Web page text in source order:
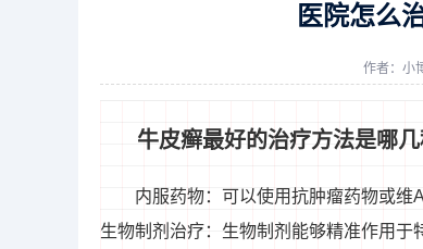
医院怎么
作者： 小
牛皮癣最好的治疗方法是哪
内服药物：可以使用抗肿瘤药物或维
生物制剂治疗：生物制剂能够精准作用于